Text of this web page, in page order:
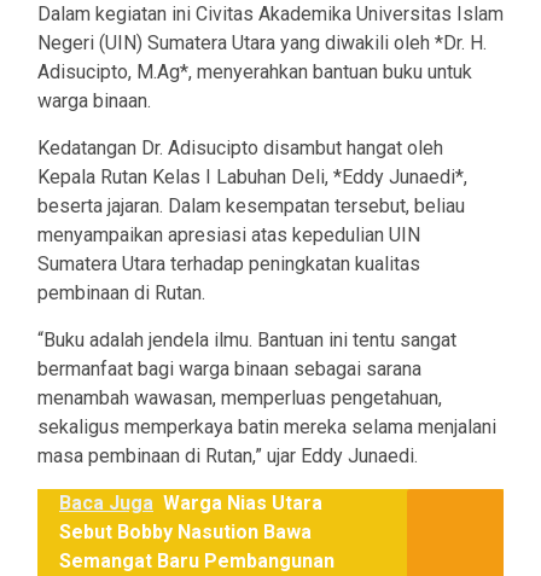
Dalam kegiatan ini Civitas Akademika Universitas Islam
Negeri (UIN) Sumatera Utara yang diwakili oleh *Dr. H.
Adisucipto, M.Ag*, menyerahkan bantuan buku untuk
warga binaan.
Kedatangan Dr. Adisucipto disambut hangat oleh
Kepala Rutan Kelas I Labuhan Deli, *Eddy Junaedi*,
beserta jajaran. Dalam kesempatan tersebut, beliau
menyampaikan apresiasi atas kepedulian UIN
Sumatera Utara terhadap peningkatan kualitas
pembinaan di Rutan.
“Buku adalah jendela ilmu. Bantuan ini tentu sangat
bermanfaat bagi warga binaan sebagai sarana
menambah wawasan, memperluas pengetahuan,
sekaligus memperkaya batin mereka selama menjalani
masa pembinaan di Rutan,” ujar Eddy Junaedi.
Baca Juga Warga Nias Utara
Sebut Bobby Nasution Bawa
Semangat Baru Pembangunan